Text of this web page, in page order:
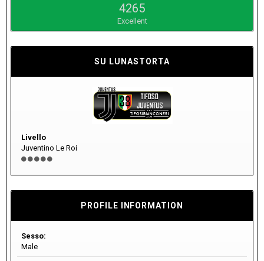
4265
Excellent
SU LUNASTORTA
Livello
Juventino Le Roi
PROFILE INFORMATION
Sesso:
Male